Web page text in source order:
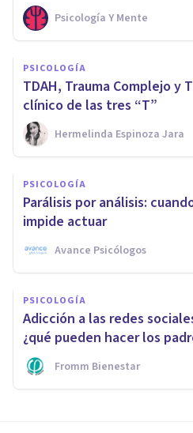
Psicología Y Mente
PSICOLOGÍA
TDAH, Trauma Complejo y
clínico de las tres “T”
Hermelinda Espinoza Jara
PSICOLOGÍA
Parálisis por análisis:
impide actuar
Avance Psicólogos
PSICOLOGÍA
Adicción a las redes
¿qué pueden hacer los
Fromm Bienestar